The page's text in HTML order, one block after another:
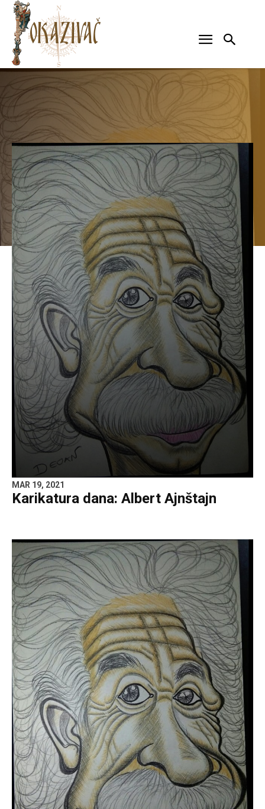
MAR 19, 2021
Karikatura dana: Albert Ajnštajn